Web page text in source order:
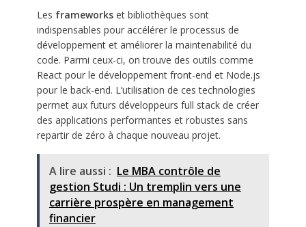
Les frameworkset bibliothèques sont
indispensables pour accélérer le processus de
développement et améliorer la maintenabilité du
code. Parmi ceux-ci, on trouve des outils comme
React pour le développement front-end et Node.js
pour le back-end. L’utilisation de ces technologies
permet aux futurs développeurs full stack de créer
des applications performantes et robustes sans
repartir de zéro à chaque nouveau projet.
A lire aussi : Le MBA contrôle de
gestion Studi : Un tremplin vers une
carrière prospère en management
financier